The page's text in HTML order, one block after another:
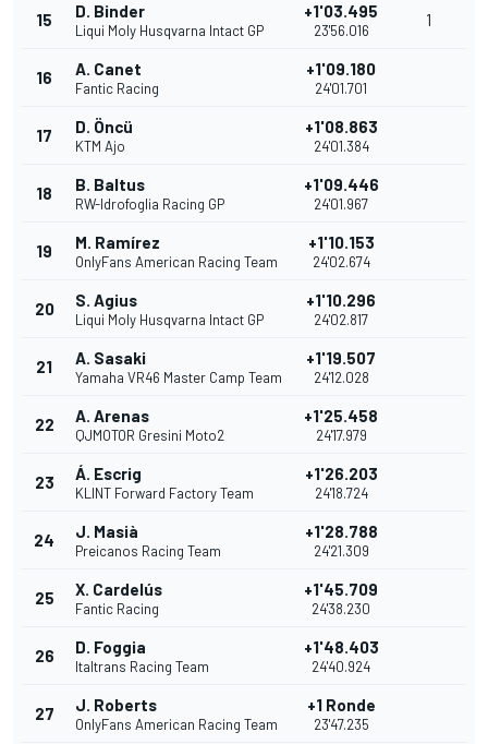
15 D. Binder
Liqui Moly Husqvarna Intact GP
+1'03.495
23'56.016
1
16 A. Canet
Fantic Racing
+1'09.180
24'01.701
17 D. Öncü
KTM Ajo
+1'08.863
24'01.384
18 B. Baltus
RW-Idrofoglia Racing GP
+1'09.446
24'01.967
19 M. Ramírez
OnlyFans American Racing Team
+1'10.153
24'02.674
20 S. Agius
Liqui Moly Husqvarna Intact GP
+1'10.296
24'02.817
21 A. Sasaki
Yamaha VR46 Master Camp Team
+1'19.507
24'12.028
22 A. Arenas
QJMOTOR Gresini Moto2
+1'25.458
24'17.979
23 Á. Escrig
KLINT Forward Factory Team
+1'26.203
24'18.724
24 J. Masià
Preicanos Racing Team
+1'28.788
24'21.309
25 X. Cardelús
Fantic Racing
+1'45.709
24'38.230
26 D. Foggia
Italtrans Racing Team
+1'48.403
24'40.924
27 J. Roberts
OnlyFans American Racing Team
+1 Ronde
23'47.235